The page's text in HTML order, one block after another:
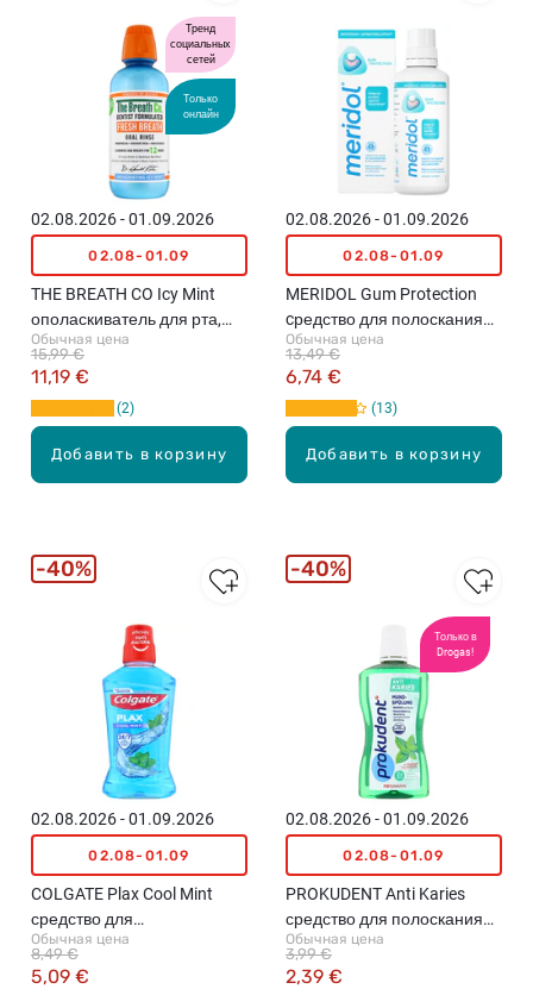
Тренд
социальных
сетей
Только
онлайн
Добавить в корзину
02.08.2026 - 01.09.2026
02.08-01.09
THE BREATH CO Icy Mint
ополаскиватель для рта,
500мл
Обычная цена
11,19 €
15,99 €
2
Добавить в корзину
02.08.2026 - 01.09.2026
02.08-01.09
MERIDOL Gum Protection
cредство для полоскания
рта, 400мл
Обычная цена
6,74 €
13,49 €
13
02.08.2026 - 01.09.2026
02.08-01.09
COLGATE Plax Cool Mint
средство для
ополаскивания рта, 500мл
Обычная цена
5,09 €
8,49 €
40%
Только в
Drogas!
02.08.2026 - 01.09.2026
02.08-01.09
PROKUDENT Anti Karies
средство для полоскания
рта, 500мл
Обычная цена
2,39 €
3,99 €
40%